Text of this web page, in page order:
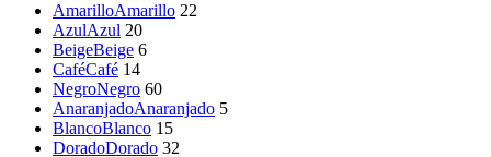
AmarilloAmarillo 22
AzulAzul 20
BeigeBeige 6
CaféCafé 14
NegroNegro 60
AnaranjadoAnaranjado 5
BlancoBlanco 15
DoradoDorado 32